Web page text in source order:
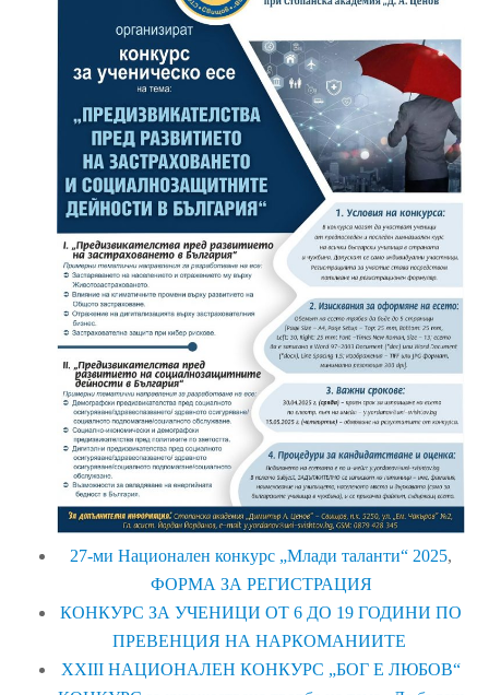
27-ми Национален конкурс „Млади таланти“ 2025,
ФОРМА ЗА РЕГИСТРАЦИЯ
КОНКУРС ЗА УЧЕНИЦИ ОТ 6 ДО 19 ГОДИНИ ПО
ПРЕВЕНЦИЯ НА НАРКОМАНИИТЕ
XXIII НАЦИОНАЛЕН КОНКУРС „БОГ Е ЛЮБОВ“